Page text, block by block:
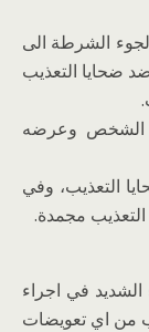
الشرطة الى
ضحايا التعذيب
الشخص وعرضه
التعذيب، وفي
مجمدة.
في اجراء
من اي تعويضات